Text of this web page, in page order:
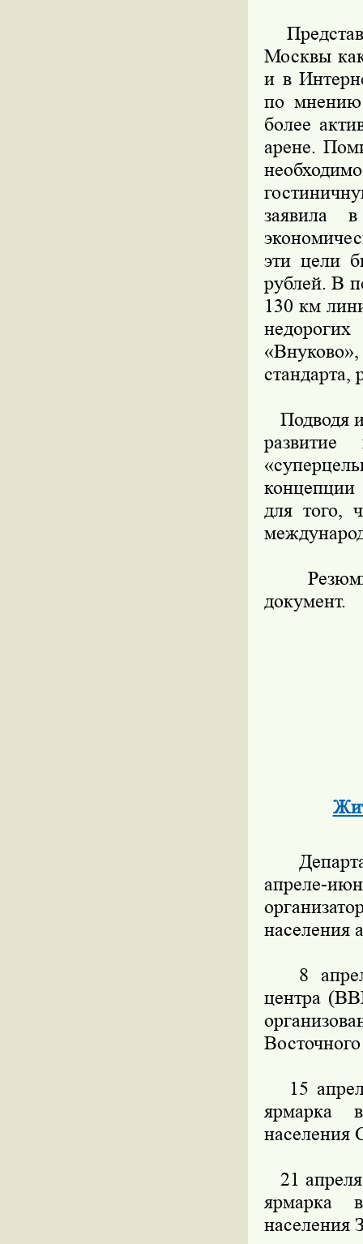
Москвы
и в
по мнению
более
арене.
заявила
эти цели
рублей. В
130 км
недорогих
стандарта,
Подводя
для того,
документ.
апреле-
населения
8 апреля
центра
15
ярмарка
населения
21
ярмарка
населения